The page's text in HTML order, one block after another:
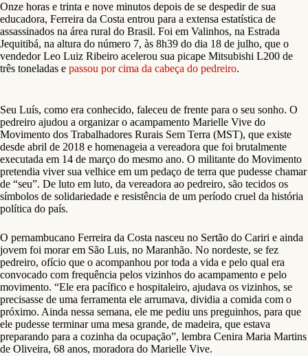
Onze horas e trinta e nove minutos depois de se despedir de sua
educadora, Ferreira da Costa entrou para a extensa estatística de
assassinados na área rural do Brasil. Foi em Valinhos, na Estrada
Jequitibá, na altura do número 7, às 8h39 do dia 18 de julho, que o
vendedor Leo Luiz Ribeiro acelerou sua picape Mitsubishi L200 de
três toneladas e passou por cima da cabeça do pedreiro.
Seu Luís, como era conhecido, faleceu de frente para o seu sonho. O
pedreiro ajudou a organizar o acampamento Marielle Vive do
Movimento dos Trabalhadores Rurais Sem Terra (MST), que existe
desde abril de 2018 e homenageia a vereadora que foi brutalmente
executada em 14 de março do mesmo ano. O militante do Movimento
pretendia viver sua velhice em um pedaço de terra que pudesse chamar
de “seu”. De luto em luto, da vereadora ao pedreiro, são tecidos os
símbolos de solidariedade e resistência de um período cruel da história
política do país.
O pernambucano Ferreira da Costa nasceu no Sertão do Cariri e ainda
jovem foi morar em São Luis, no Maranhão. No nordeste, se fez
pedreiro, ofício que o acompanhou por toda a vida e pelo qual era
convocado com frequência pelos vizinhos do acampamento e pelo
movimento. “Ele era pacífico e hospitaleiro, ajudava os vizinhos, se
precisasse de uma ferramenta ele arrumava, dividia a comida com o
próximo. Ainda nessa semana, ele me pediu uns preguinhos, para que
ele pudesse terminar uma mesa grande, de madeira, que estava
preparando para a cozinha da ocupação”, lembra Cenira Maria Martins
de Oliveira, 68 anos, moradora do Marielle Vive.